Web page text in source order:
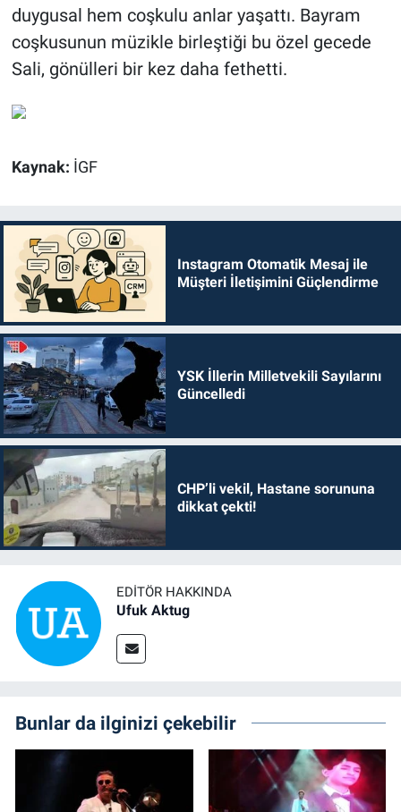
duygusal hem coşkulu anlar yaşattı. Bayram
coşkusunun müzikle birleştiği bu özel gecede
Sali, gönülleri bir kez daha fethetti.
Kaynak: İGF
Instagram Otomatik Mesaj ile
Müşteri İletişimini Güçlendirme
YSK İllerin Milletvekili Sayılarını
Güncelledi
CHP’li vekil, Hastane sorununa
dikkat çekti!
EDITÖR HAKKINDA
Ufuk Aktug
Bunlar da ilginizi çekebilir